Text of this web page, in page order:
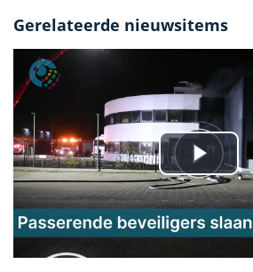
Gerelateerde nieuwsitems